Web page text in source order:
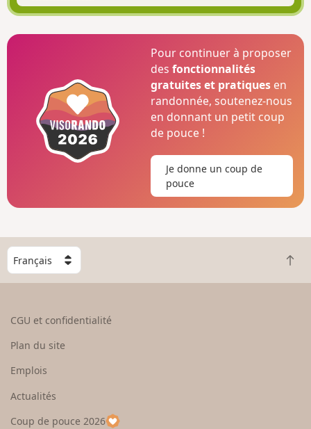
Pour continuer à proposer
desfonctionnalités
gratuites et pratiques en
randonnée, soutenez-nous
en donnant un petit coup
de pouce !
Je donne un coup de
pouce
C
h
o
e
u
R
e
CGU et confidentialité
Plan du site
Emplois
Actualités
Coup de pouce 2026